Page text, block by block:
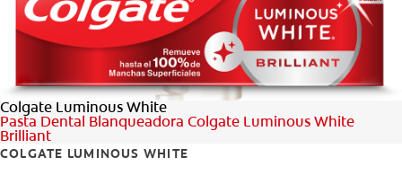
PROMOCIONES
Colgate Luminous White
Pasta Dental Blanqueadora Colgate Luminous White
Brilliant
COLGATE LUMINOUS WHITE